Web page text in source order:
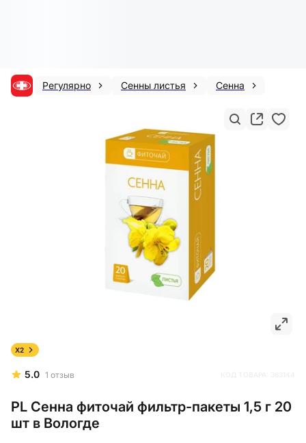
Регулярно Сенны листья Сенна
5.0 1 отзыв
PL Сенна фиточай фильтр-пакеты 1,5 г 20
шт в Вологде
X2